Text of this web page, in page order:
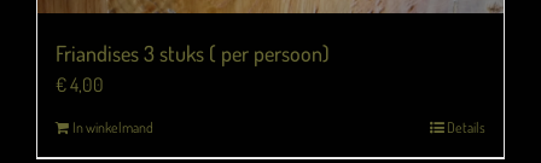
Friandises 3 stuks ( per persoon)
€4,00
In winkelmand Details